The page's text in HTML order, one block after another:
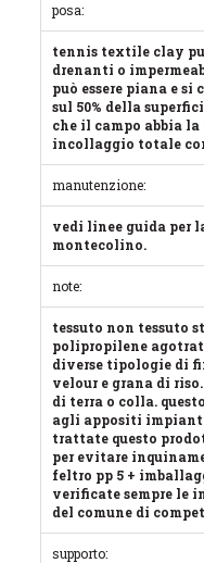
posa:
tennis textile clay
drenanti o
può essere piana e
sul 50% della
che il campo abbia
incollaggio totale
manutenzione:
vedi linee guida per
montecolino.
note:
tessuto non tessuto
polipropilene
diverse tipologie di
velour e grana di
di terra o colla.
agli appositi
trattate questo
per evitare
feltro pp 5 +
verificate sempre le
del comune di
supporto: